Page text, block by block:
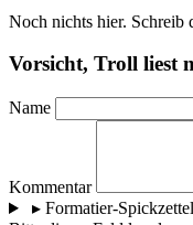
Noch nichts hier. Schreib
Vorsicht, Troll liest
Name
Kommentar
▸Formatier-Spickzettel